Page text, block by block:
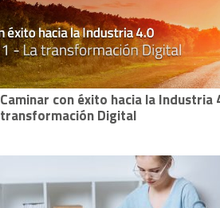
Caminar con éxito hacia la Industria
transformación Digital